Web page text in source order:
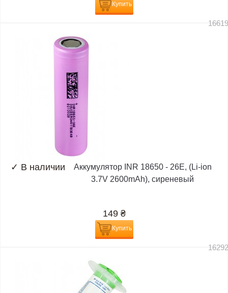
Купить
✓ В наличии
Аккумулятор INR 18650 - 26E, (Li-ion
3.7V 2600mAh), сиреневый
149 ₴
Купить